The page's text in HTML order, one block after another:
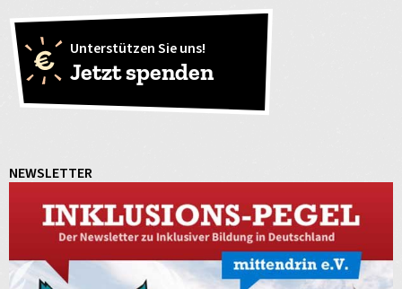
Unterstützen Sie uns!
Jetzt spenden
NEWSLETTER